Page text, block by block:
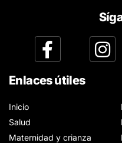
Enlaces útiles
Inicio
Salud
Maternidad y crianza